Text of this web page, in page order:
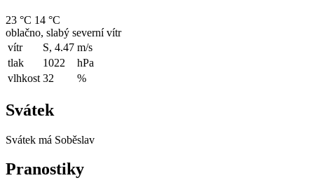
23 °C 14 °C
oblačno, slabý severní vítr
vítr
S, 4.47 m/s
tlak
1022
hPa
vlhkost 32 %
Svátek
Svátek má Soběslav
Pranostiky